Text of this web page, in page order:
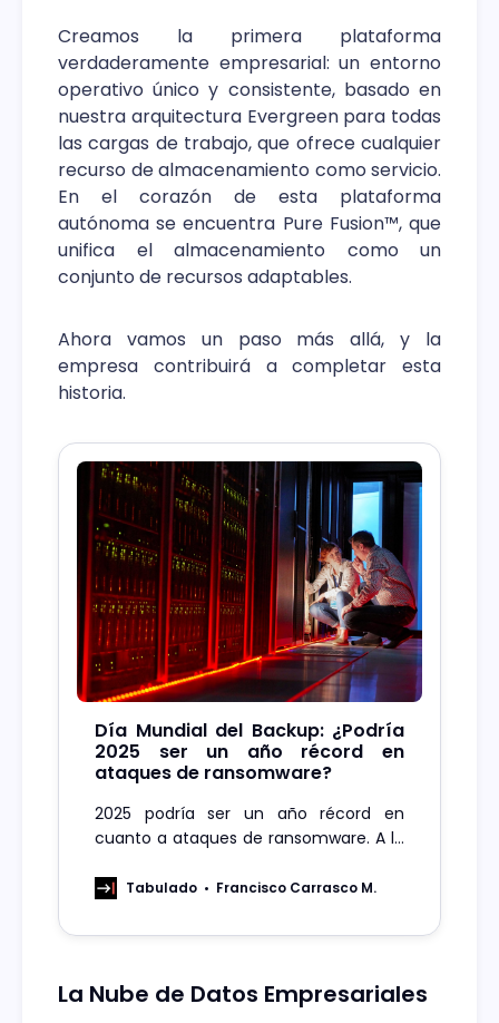
Creamos la primera plataforma
verdaderamente empresarial: un entorno
operativo único y consistente, basado en
nuestra arquitectura Evergreen para todas
las cargas de trabajo, que ofrece cualquier
recurso de almacenamiento como servicio.
En el corazón de esta plataforma
autónoma se encuentra Pure Fusion™, que
unifica el almacenamiento como un
conjunto de recursos adaptables.
Ahora vamos un paso más allá, y la
empresa contribuirá a completar esta
historia.
Día Mundial del Backup: ¿Podría
2025 ser un año récord en
ataques de ransomware?
2025 podría ser un año récord en
cuanto a ataques de ransomware. A la
mercado, no hay lugar para la
Tabulado Francisco Carrasco M.
La Nube de Datos Empresariales